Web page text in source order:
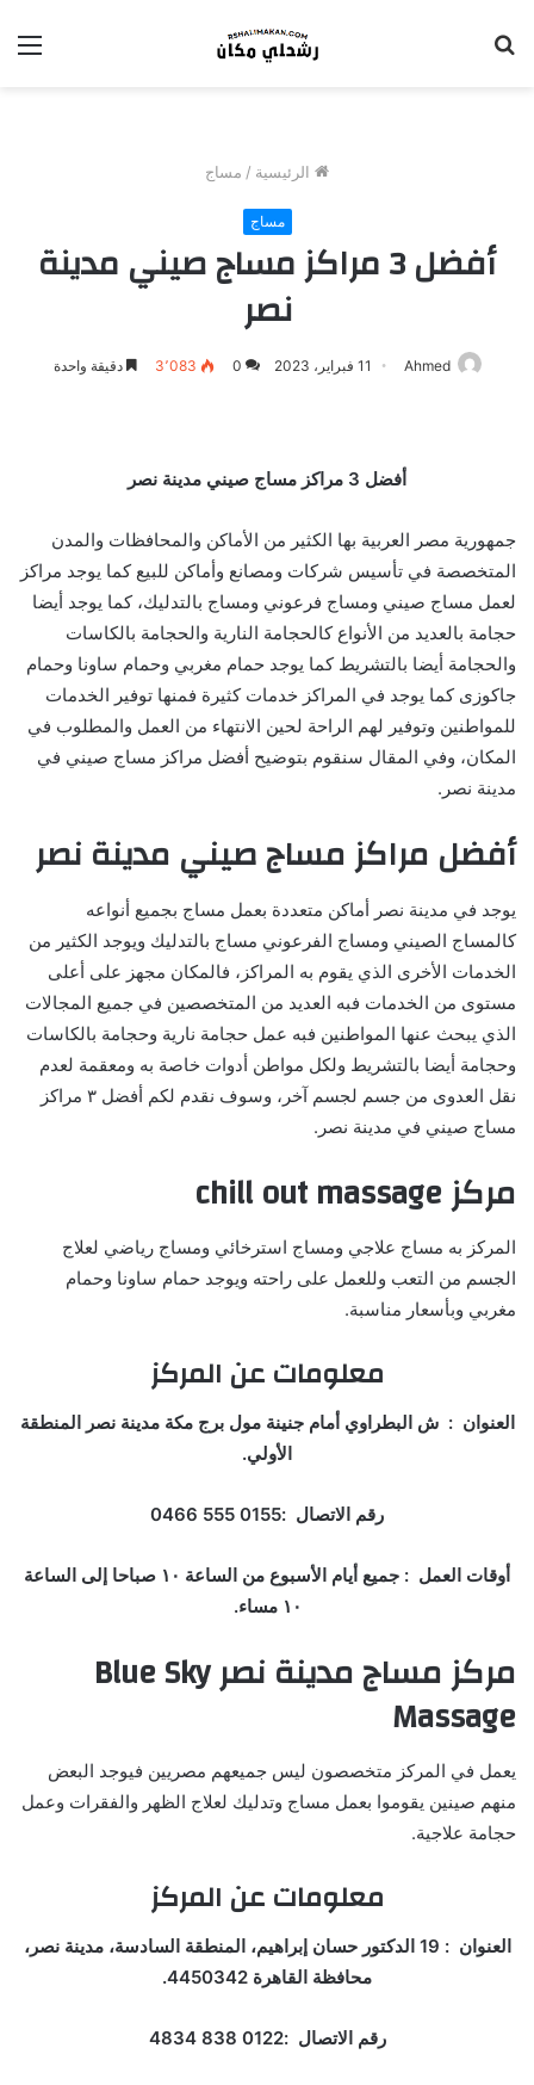
الرئيسية / مساج
مساج
أفضل 3 مراكز مساج صيني مدينة
نصر
Ahmed 11 فبراير، 2023 0 3٬083 دقيقة واحدة
أفضل 3 مراكز مساج صيني مدينة نصر
جمهورية مصر العربية بها الكثير من الأماكن والمحافظات والمدن
المتخصصة في تأسيس شركات ومصانع وأماكن للبيع كما يوجد مراكز
لعمل مساج صيني ومساج فرعوني ومساج بالتدليك، كما يوجد أيضا
حجامة بالعديد من الأنواع كالحجامة النارية والحجامة بالكاسات
والحجامة أيضا بالتشريط كما يوجد حمام مغربي وحمام ساونا وحمام
جاكوزى كما يوجد في المراكز خدمات كثيرة فمنها توفير الخدمات
للمواطنين وتوفير لهم الراحة لحين الانتهاء من العمل والمطلوب في
المكان، وفي المقال سنقوم بتوضيح أفضل مراكز مساج صيني في
مدينة نصر.
أفضل مراكز مساج صيني مدينة نصر
يوجد في مدينة نصر أماكن متعددة بعمل مساج بجميع أنواعه
كالمساج الصيني ومساج الفرعوني مساج بالتدليك ويوجد الكثير من
الخدمات الأخرى الذي يقوم به المراكز، فالمكان مجهز على أعلى
مستوى من الخدمات فبه العديد من المتخصصين في جميع المجالات
الذي يبحث عنها المواطنين فبه عمل حجامة نارية وحجامة بالكاسات
وحجامة أيضا بالتشريط ولكل مواطن أدوات خاصة به ومعقمة لعدم
نقل العدوى من جسم لجسم آخر، وسوف نقدم لكم أفضل ٣ مراكز
مساج صيني في مدينة نصر.
مركزchill out massage
المركز به مساج علاجي ومساج استرخائي ومساج رياضي لعلاج
الجسم من التعب وللعمل على راحته ويوجد حمام ساونا وحمام
مغربي وبأسعار مناسبة.
معلومات عن المركز
العنوان : ش البطراوي أمام جنينة مول برج مكة مدينة نصر المنطقة
الأولي.
رقم الاتصال :0155 555 0466
أوقات العمل : جميع أيام الأسبوع من الساعة ١٠ صباحا إلى الساعة
١٠ مساء.
مركز مساج مدينة نصرBlue Sky
Massage
يعمل في المركز متخصصون ليس جميعهم مصريين فيوجد البعض
منهم صينين يقوموا بعمل مساج وتدليك لعلاج الظهر والفقرات وعمل
حجامة علاجية.
معلومات عن المركز
العنوان : 19 الدكتور حسان إبراهيم، المنطقة السادسة، مدينة نصر،
محافظة القاهرة 4450342.
رقم الاتصال :0122 838 4834